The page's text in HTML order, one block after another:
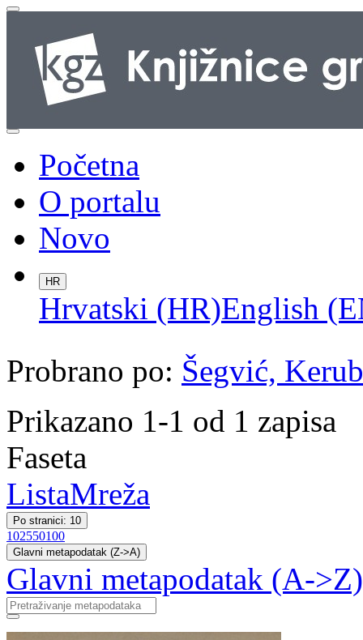
Početna
O portalu
Novo
HR
Hrvatski (HR)English
Probrano po: Šegvić,
Prikazano 1-1 od 1 zapisa
Faseta
ListaMreža
Po stranici: 10
102550100
Glavni metapodatak (Z->A)
Glavni metapodatak (A->Z)